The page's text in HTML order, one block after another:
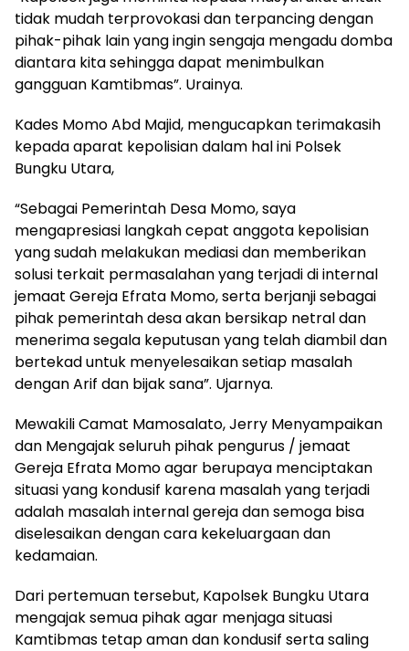
tidak mudah terprovokasi dan terpancing dengan
pihak-pihak lain yang ingin sengaja mengadu domba
diantara kita sehingga dapat menimbulkan
gangguan Kamtibmas”. Urainya.
Kades Momo Abd Majid, mengucapkan terimakasih
kepada aparat kepolisian dalam hal ini Polsek
Bungku Utara,
“Sebagai Pemerintah Desa Momo, saya
mengapresiasi langkah cepat anggota kepolisian
yang sudah melakukan mediasi dan memberikan
solusi terkait permasalahan yang terjadi di internal
jemaat Gereja Efrata Momo, serta berjanji sebagai
pihak pemerintah desa akan bersikap netral dan
menerima segala keputusan yang telah diambil dan
bertekad untuk menyelesaikan setiap masalah
dengan Arif dan bijak sana”. Ujarnya.
Mewakili Camat Mamosalato, Jerry Menyampaikan
dan Mengajak seluruh pihak pengurus / jemaat
Gereja Efrata Momo agar berupaya menciptakan
situasi yang kondusif karena masalah yang terjadi
adalah masalah internal gereja dan semoga bisa
diselesaikan dengan cara kekeluargaan dan
kedamaian.
Dari pertemuan tersebut, Kapolsek Bungku Utara
mengajak semua pihak agar menjaga situasi
Kamtibmas tetap aman dan kondusif serta saling